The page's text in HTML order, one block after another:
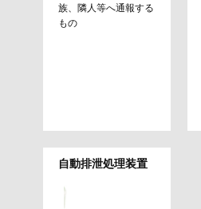
族、隣人等へ通報する
もの
自動排泄処理装置